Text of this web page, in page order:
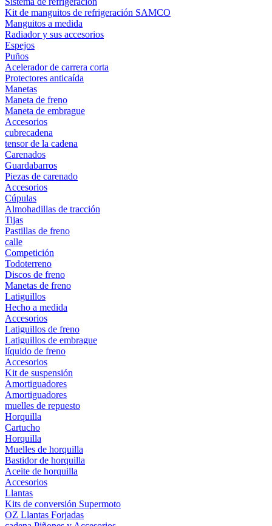
Kit de manguitos de refrigeración SAMCO
Manguitos a medida
Radiador y sus accesorios
Espejos
Puños
Acelerador de carrera corta
Protectores anticaída
Manetas
Maneta de freno
Maneta de embrague
Accesorios
cubrecadena
tensor de la cadena
Carenados
Guardabarros
Piezas de carenado
Accesorios
Cúpulas
Almohadillas de tracción
Tijas
Pastillas de freno
calle
Competición
Todoterreno
Discos de freno
Manetas de freno
Latiguillos
Hecho a medida
Accesorios
Latiguillos de freno
Latiguillos de embrague
líquido de freno
Accesorios
Kit de suspensión
Amortiguadores
Amortiguadores
muelles de repuesto
Horquilla
Cartucho
Horquilla
Muelles de horquilla
Bastidor de horquilla
Aceite de horquilla
Accesorios
Llantas
Kits de conversión Supermoto
OZ Llantas Forjadas